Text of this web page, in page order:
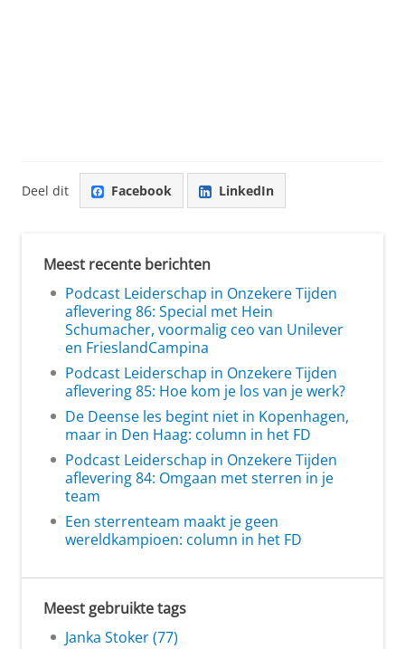
Deel dit Facebook LinkedIn
Meest recente berichten
Podcast Leiderschap in Onzekere Tijden
aflevering 86: Special met Hein
Schumacher, voormalig ceo van Unilever
en FrieslandCampina
Podcast Leiderschap in Onzekere Tijden
aflevering 85: Hoe kom je los van je werk?
De Deense les begint niet in Kopenhagen,
maar in Den Haag: column in het FD
Podcast Leiderschap in Onzekere Tijden
aflevering 84: Omgaan met sterren in je
team
Een sterrenteam maakt je geen
wereldkampioen: column in het FD
Meest gebruikte tags
Janka Stoker (77)